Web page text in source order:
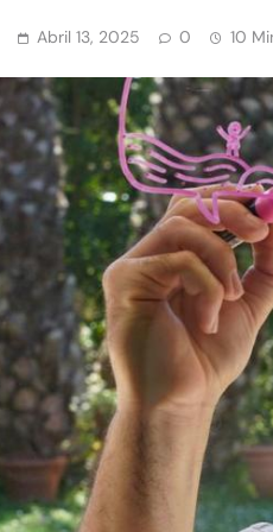
Abril 13, 2025 0 10